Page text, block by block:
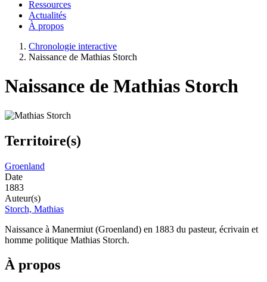
Ressources
Actualités
À propos
Chronologie interactive
Naissance de Mathias Storch
Naissance de Mathias Storch
Territoire(s)
Groenland
Date
1883
Auteur(s)
Storch, Mathias
Naissance à Manermiut (Groenland) en 1883 du pasteur, écrivain et
homme politique Mathias Storch.
À propos